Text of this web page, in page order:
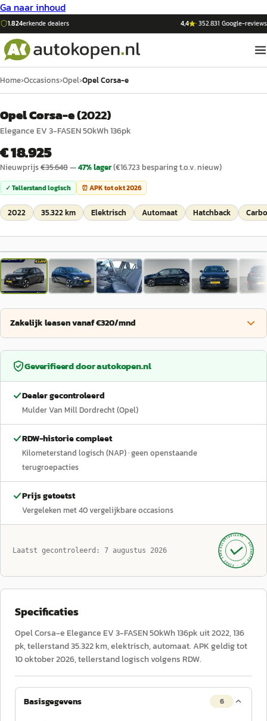
Ga naar inhoud
1.824erkende dealers 4,4 ·352.831 Google-reviews
Home›Occasions›Opel›Opel Corsa-e
Opel Corsa-e(2022)
Elegance EV 3-FASEN 50kWh 136pk
€ 18.925
Nieuwprijs€35.648—47% lager(€16.723 besparing t.o.v. nieuw)
✓ Tellerstand logisch ⏰ APK totokt 2026
2022 35.322 km Elektrisch Automaat Hatchback
1/34
Zakelijk leasen vanaf €320/mnd
Geverifieerd doorautokopen.nl
Dealer gecontroleerd
Mulder Van Mill Dordrecht (Opel)
RDW-historie compleet
Kilometerstand logisch (NAP)· geen openstaande
terugroepacties
Prijs getoetst
Vergeleken met40vergelijkbare occasions
Laatst gecontroleerd: 7 augustus 2026 GECONTROLEERD ·
AUTOKOPEN.NL
· SINDS 1999 ·
Specificaties
Opel Corsa-e Elegance EV 3-FASEN 50kWh 136pk uit 2022, 136
pk, tellerstand 35.322 km, elektrisch, automaat. APK geldig tot
10 oktober 2026, tellerstand logisch volgens RDW.
Basisgegevens 6